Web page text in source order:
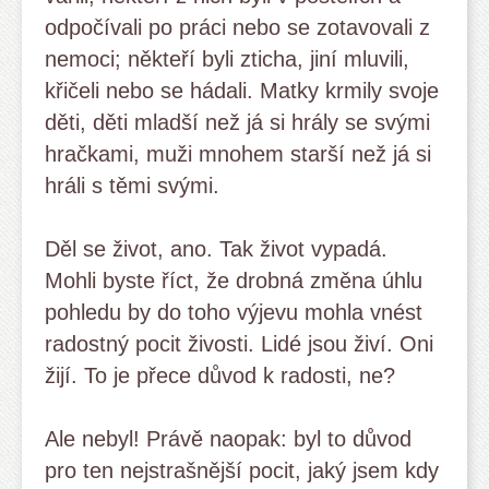
odpočívali po práci nebo se zotavovali z
nemoci; někteří byli zticha, jiní mluvili,
křičeli nebo se hádali. Matky krmily svoje
děti, děti mladší než já si hrály se svými
hračkami, muži mnohem starší než já si
hráli s těmi svými.
Děl se život, ano. Tak život vypadá.
Mohli byste říct, že drobná změna úhlu
pohledu by do toho výjevu mohla vnést
radostný pocit živosti. Lidé jsou živí. Oni
žijí. To je přece důvod k radosti, ne?
Ale nebyl! Právě naopak: byl to důvod
pro ten nejstrašnější pocit, jaký jsem kdy